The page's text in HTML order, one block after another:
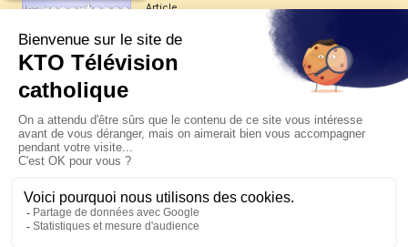
Article
Les reportages d'été 2026 de KTO
La visite pastorale du pape Léon
XIV à Assise à suivre sur KTO le
jeudi 6 août
Le pape en Uruguay, Argentine et
Pérou du 6 au 17 novembre 2026